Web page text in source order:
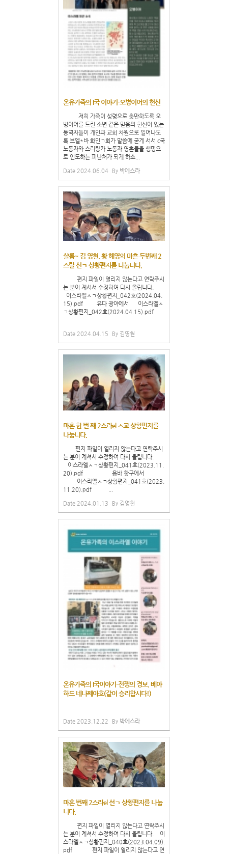
온유가족의 I국 이야기-오병이어의 헌신
저희 가족이 성령으로 충만하도록 오
병이어를 드린 소년 같은 믿음의 헌신이 있는
동역자들이 개인과 교회 차원으로 일어나도
록 브엘*바 화인ㄱ회가 말씀에 굳게 서서 c국
노동자와 스리랑카 노동자 영혼들을 생명으
로 인도하는 피난처가 되게 하소...
Date 2024.06.04 By 박에스라
샬롬~ 김 영현, 황 혜영의 마흔 두번째 2
스랄 선ㄱ 상황편지를 나눕니다.
편지 파일이 열리지 않는다고 연락주시
는 분이 계셔서 수정하여 다시 올립니다.
이스라엘ㅅㄱ상황편지_042호(2024.04.
15).pdf 유다 광야에서 이스라엘ㅅ
ㄱ상황편지_042호(2024.04.15).pdf
Date 2024.04.15 By 김영현
마흔 한 번 째 2스라el ㅅ교 상황편지를
나눕니다.
편지 파일이 열리지 않는다고 연락주시
는 분이 계셔서 수정하여 다시 올립니다.
이스라엘ㅅㄱ상황편지_041호(2023.11.
20).pdf 욥바 항구에서
이스라엘ㅅㄱ상황편지_041호(2023.
11.20).pdf ...
Date 2024.01.13 By 김영현
온유가족의 I국이야기-전쟁의 경보, 베야
하드 네나쩨아흐(같이 승리합시다!)
Date 2023.12.22 By 박에스라
마흔 번째 2스라el 선ㄱ 상황편지를 나눕
니다.
편지 파일이 열리지 않는다고 연락주시
는 분이 계셔서 수정하여 다시 올립니다. 이
스라엘ㅅㄱ상황편지_040호(2023.04.09).
pdf 편지 파일이 열리지 않는다고 연